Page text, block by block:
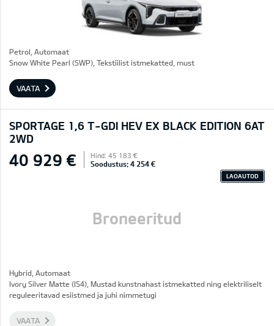
Petrol, Automaat
Snow White Pearl (SWP), Tekstiilist istmekatted, must
VAATA
SPORTAGE 1,6 T-GDI HEV EX BLACK EDITION 6AT
2WD
Broneeritud
40 929 € Hind: 45 183 €
Soodustus: 4 254 €
LAOAUTOD
Hybrid, Automaat
Ivory Silver Matte (IS4), Mustad kunstnahast istmekatted ning elektriliselt
reguleeritavad esiistmed ja juhi nimmetugi
VAATA